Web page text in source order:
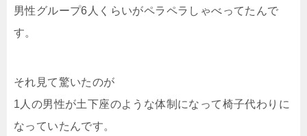
男性グループ6人くらいがペラペラしゃべってたんで
す。
それ見て驚いたのが
1人の男性が土下座のような体制になって椅子代わりに
なっていたんです。